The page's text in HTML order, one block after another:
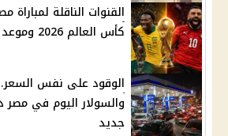
القنوات الناقلة لمباراة
كأس العالم 2026 وموعد انطلاق المواجهة
الوقود على نفس السعر..
والسولار اليوم في مصر
جديد